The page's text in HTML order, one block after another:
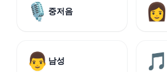
🎙️ 중저음 👩
👨 남성 🎵